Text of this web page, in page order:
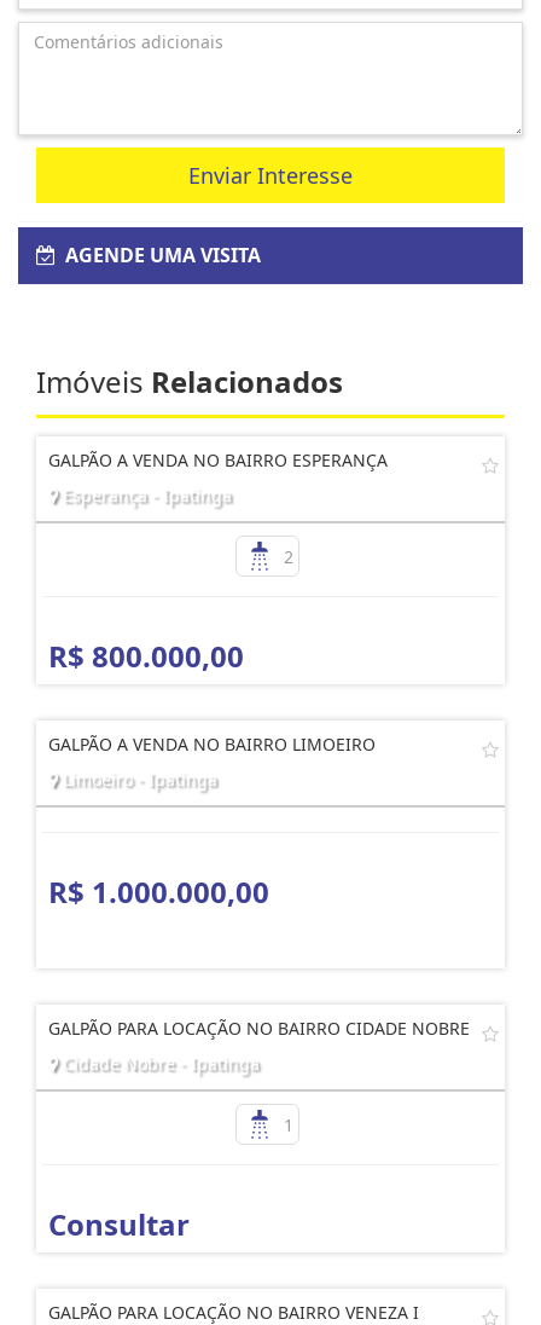
Enviar Interesse
AGENDE UMA VISITA
Imóveis Relacionados
GALPÃO A VENDA NO BAIRRO ESPERANÇA
Esperança - Ipatinga
2
R$ 800.000,00
GALPÃO A VENDA NO BAIRRO LIMOEIRO
Limoeiro - Ipatinga
R$ 1.000.000,00
GALPÃO PARA LOCAÇÃO NO BAIRRO CIDADE NOBRE
Cidade Nobre - Ipatinga
1
Consultar
GALPÃO PARA LOCAÇÃO NO BAIRRO VENEZA I